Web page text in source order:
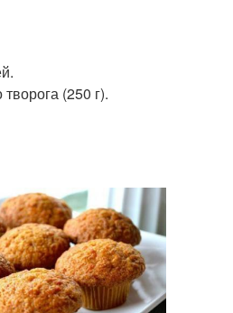
(250 г).